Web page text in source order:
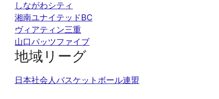
しながわシティ
湘南ユナイテッドBC
ヴィアティン三重
山口パッツファイブ
地域リーグ
日本社会人バスケットボール連盟